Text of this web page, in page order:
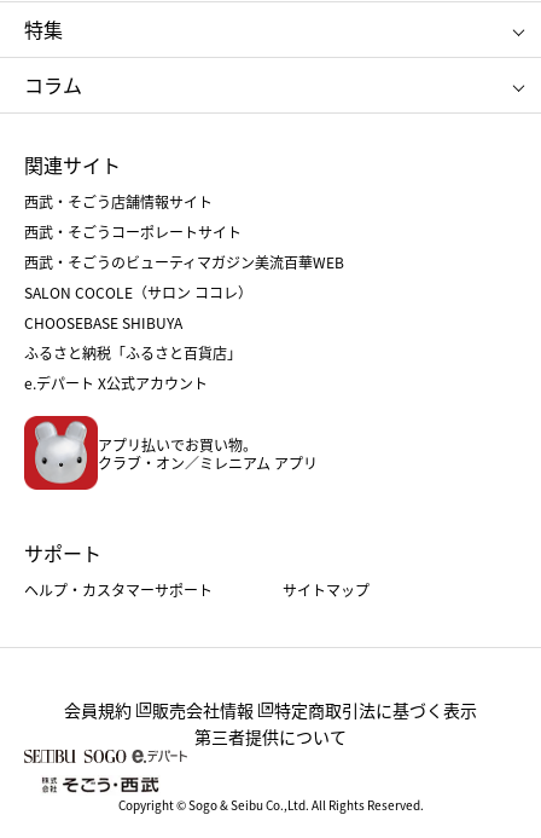
RMK
クリニーク
SK-Ⅱ
ゴディバ
新宿高野
たねや
ねんりん家
ポロ ラルフ ローレン
タケオ キクチ
ママ＆キッズ
シュタイフ
特集
お中元
ひな人形
五月人形
父の日
クリスマスケーキ
ホワイトデー
コラム
菓子折り
和菓子
人気のギフト
バレンタイン
ホワイトデー
おせち
フード
ホーム・キッチン＆アート
関連サイト
西武・そごう店舗情報サイト
西武・そごうコーポレートサイト
西武・そごうのビューティマガジン美流百華WEB
SALON COCOLE（サロン ココレ）
CHOOSEBASE SHIBUYA
ふるさと納税「ふるさと百貨店」
e.デパート X公式アカウント
アプリ払いでお買い物。
クラブ・オン／ミレニアム アプリ
サポート
ヘルプ・カスタマーサポート サイトマップ
会員規約 販売会社情報
特定商取引法に基づく表示
第三者提供について
Copyright © Sogo & Seibu Co.,Ltd. All Rights Reserved.